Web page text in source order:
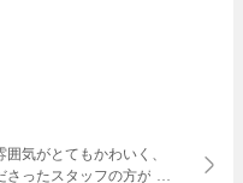
気がとてもかわいく、
さったスタッフの方がと